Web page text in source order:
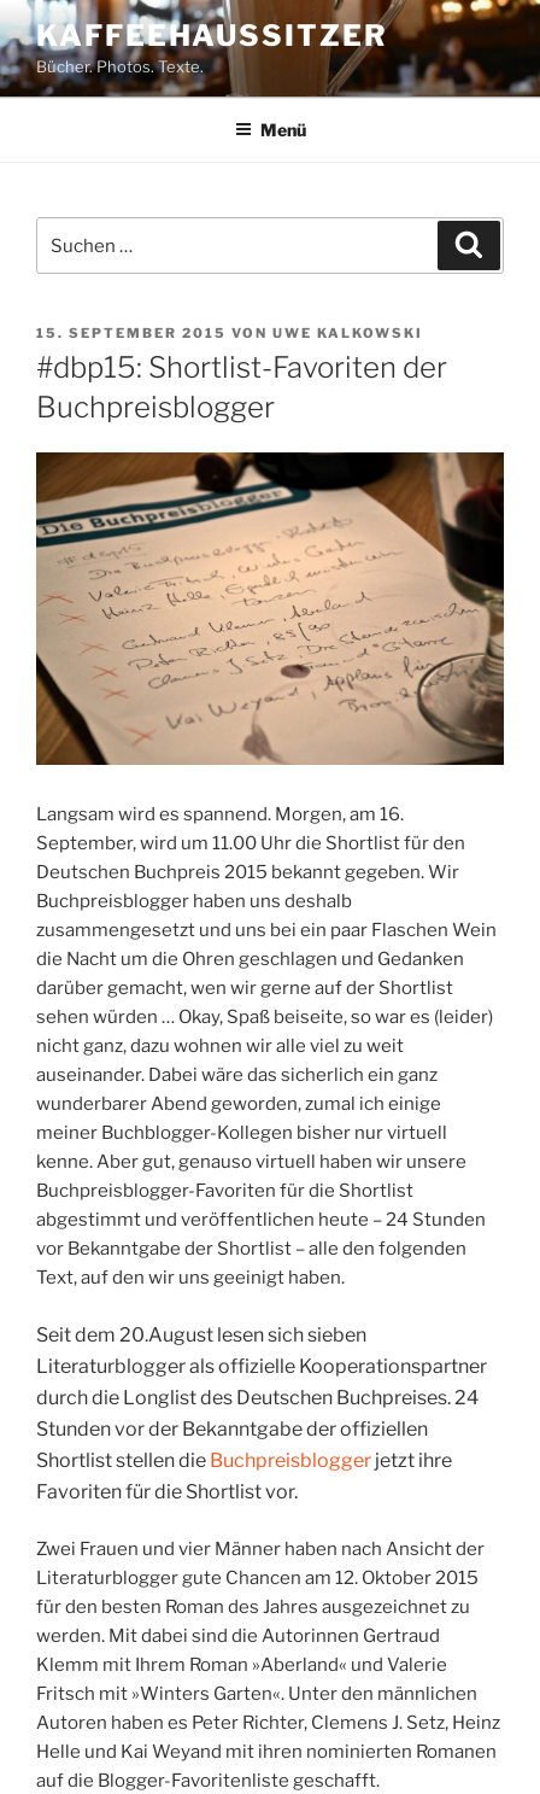
Zum
Inhalt
springen
KAFFEEHAUSSITZER
Bücher. Photos. Texte.
Menü
nach:
VERÖFFENTLICHT
AM
15. SEPTEMBER 2015 VON UWE KALKOWSKI
#dbp15: Shortlist-Favoriten der
Buchpreisblogger
Langsam wird es spannend. Morgen, am 16.
September, wird um 11.00 Uhr die Shortlist für den
Deutschen Buchpreis 2015 bekannt gegeben. Wir
Buchpreisblogger haben uns deshalb
zusammengesetzt und uns bei ein paar Flaschen Wein
die Nacht um die Ohren geschlagen und Gedanken
darüber gemacht, wen wir gerne auf der Shortlist
sehen würden … Okay, Spaß beiseite, so war es (leider)
nicht ganz, dazu wohnen wir alle viel zu weit
auseinander. Dabei wäre das sicherlich ein ganz
wunderbarer Abend geworden, zumal ich einige
meiner Buchblogger-Kollegen bisher nur virtuell
kenne. Aber gut, genauso virtuell haben wir unsere
Buchpreisblogger-Favoriten für die Shortlist
abgestimmt und veröffentlichen heute – 24 Stunden
vor Bekanntgabe der Shortlist – alle den folgenden
Text, auf den wir uns geeinigt haben.
Seit dem 20.August lesen sich sieben
Literaturblogger als offizielle Kooperationspartner
durch die Longlist des Deutschen Buchpreises. 24
Stunden vor der Bekanntgabe der offiziellen
Shortlist stellen die Buchpreisblogger jetzt ihre
Favoriten für die Shortlist vor.
Zwei Frauen und vier Männer haben nach Ansicht der
Literaturblogger gute Chancen am 12. Oktober 2015
für den besten Roman des Jahres ausgezeichnet zu
werden. Mit dabei sind die Autorinnen Gertraud
Klemm mit Ihrem Roman »Aberland« und Valerie
Fritsch mit »Winters Garten«. Unter den männlichen
Autoren haben es Peter Richter, Clemens J. Setz, Heinz
Helle und Kai Weyand mit ihren nominierten Romanen
auf die Blogger-Favoritenliste geschafft.